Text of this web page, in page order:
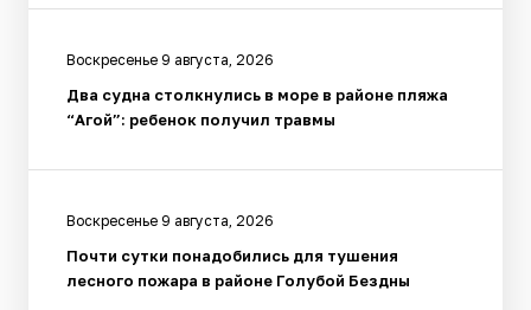
Воскресенье 9 августа, 2026
Два судна столкнулись в море в районе пляжа
“Агой”: ребенок получил травмы
Воскресенье 9 августа, 2026
Почти сутки понадобились для тушения
лесного пожара в районе Голубой Бездны